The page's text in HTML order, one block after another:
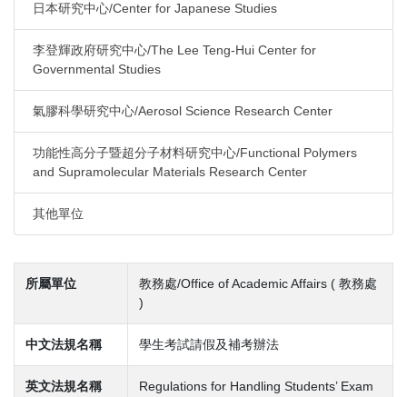
日本研究中心/Center for Japanese Studies
李登輝政府研究中心/The Lee Teng-Hui Center for
Governmental Studies
氣膠科學研究中心/Aerosol Science Research Center
功能性高分子暨超分子材料研究中心/Functional Polymers
and Supramolecular Materials Research Center
其他單位
所屬單位
教務處/Office of Academic Affairs ( 教務處
)
中文法規名稱 學生考試請假及補考辦法
英文法規名稱
Regulations for Handling Students’ Exam